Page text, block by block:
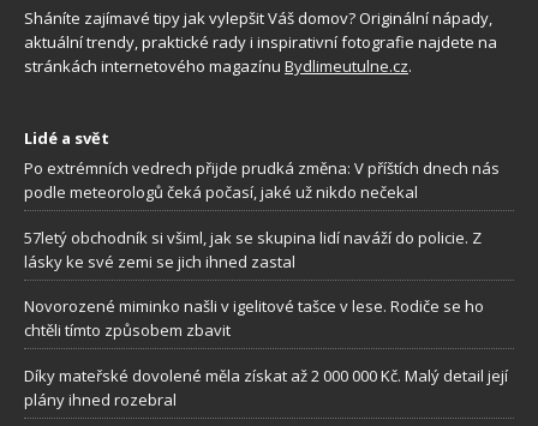
Sháníte zajímavé tipy jak vylepšit Váš domov? Originální nápady,
aktuální trendy, praktické rady i inspirativní fotografie najdete na
stránkách internetového magazínu Bydlimeutulne.cz.
Lidé a svět
Po extrémních vedrech přijde prudká změna: V příštích dnech nás
podle meteorologů čeká počasí, jaké už nikdo nečekal
57letý obchodník si všiml, jak se skupina lidí naváží do policie. Z
lásky ke své zemi se jich ihned zastal
Novorozené miminko našli v igelitové tašce v lese. Rodiče se ho
chtěli tímto způsobem zbavit
Díky mateřské dovolené měla získat až 2 000 000 Kč. Malý detail její
plány ihned rozebral